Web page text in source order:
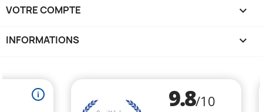
VOTRE COMPTE 
INFORMATIONS keyboard_arrow_down